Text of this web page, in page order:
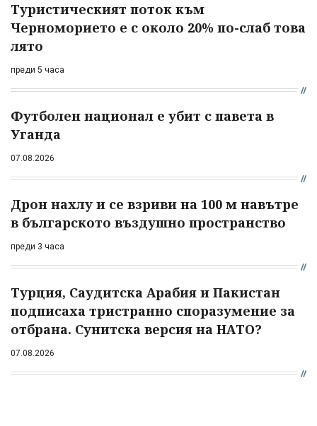
Туристическият поток към
Черноморието е с около 20% по-слаб това
лято
преди 5 часа
Футболен национал е убит с павета в
Уганда
07.08.2026
Дрон нахлу и се взриви на 100 м навътре
в българското въздушно пространство
преди 3 часа
Турция, Саудитска Арабия и Пакистан
подписаха тристранно споразумение за
отбрана. Сунитска версия на НАТО?
07.08.2026